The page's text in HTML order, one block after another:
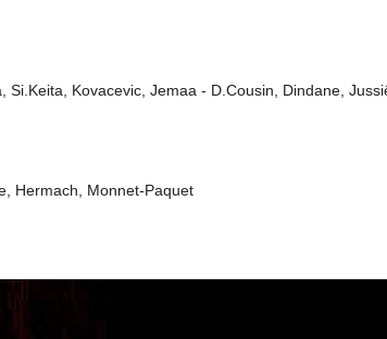
Kovacevic, Jemaa - D.Cousin, Dindane,
Hermach, Monnet-Paquet